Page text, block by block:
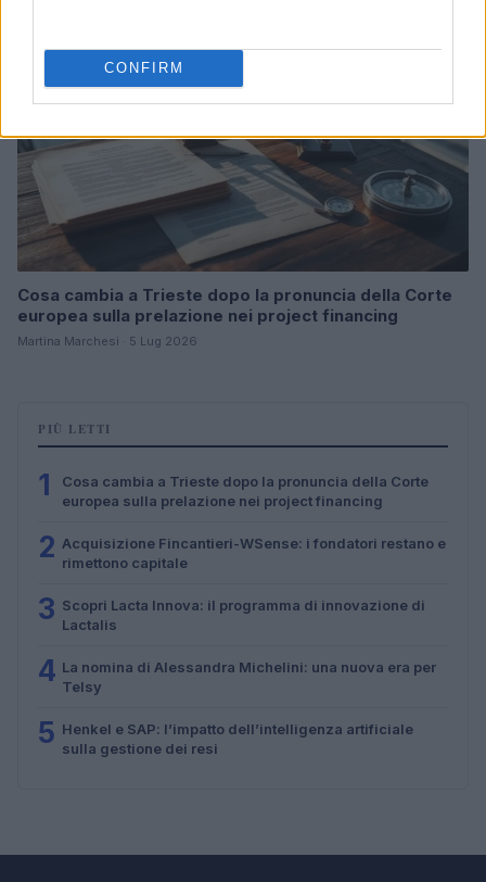
CONFIRM
Cosa cambia a Trieste dopo la pronuncia della Corte
europea sulla prelazione nei project financing
Martina Marchesi · 5 Lug 2026
PIÙ LETTI
1
Cosa cambia a Trieste dopo la pronuncia della Corte
europea sulla prelazione nei project financing
2 Acquisizione Fincantieri-WSense: i fondatori restano e
rimettono capitale
3 Scopri Lacta Innova: il programma di innovazione di
Lactalis
4 La nomina di Alessandra Michelini: una nuova era per
Telsy
5 Henkel e SAP: l’impatto dell’intelligenza artificiale
sulla gestione dei resi